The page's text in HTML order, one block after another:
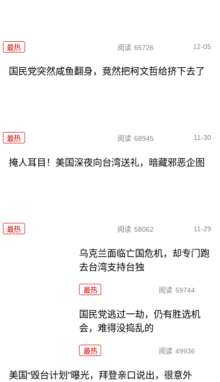
最热 阅读 65726 12-05
国民党突然咸鱼翻身，竟然把柯文哲给挤下去了
最热 阅读 68945 11-30
掩人耳目！美国深夜向台湾送礼，暗藏邪恶企图
最热 阅读 58062 11-29
乌克兰面临亡国危机，却专门跑
去台湾支持台独
最热 阅读 59744
国民党逃过一劫，仍有胜选机
会，难得没捣乱的
最热 阅读 49936
美国“毁台计划”曝光，拜登亲口说出，很意外